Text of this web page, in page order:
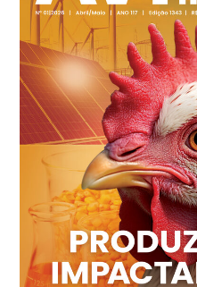
Recife (PE)
R$ 144,92
cx
Ovo Vermelho - Regional
Recife (PE)
R$ 154,89
cx